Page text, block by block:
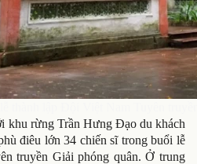
khu rừng Trần Hưng Đạo du khách
điêu lớn 34 chiến sĩ trong buổi lễ
truyền Giải phóng quân. Ở trung